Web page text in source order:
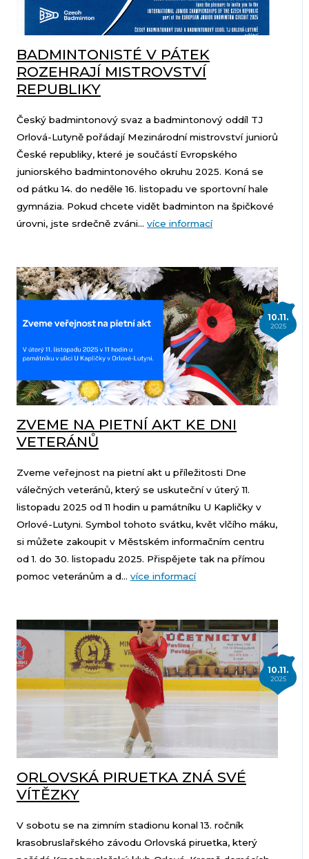
BADMINTONISTÉ V PÁTEK
ROZEHRAJÍ MISTROVSTVÍ
REPUBLIKY
Český badmintonový svaz a badmintonový oddíl TJ
Orlová-Lutyně pořádají Mezinárodní mistrovství juniorů
České republiky, které je součástí Evropského
juniorského badmintonového okruhu 2025. Koná se
od pátku 14. do neděle 16. listopadu ve sportovní hale
gymnázia. Pokud chcete vidět badminton na špičkové
úrovni, jste srdečně zváni... více informací
10.11.
2025
ZVEME NA PIETNÍ AKT KE DNI
VETERÁNŮ
Zveme veřejnost na pietní akt u příležitosti Dne
válečných veteránů, který se uskuteční v úterý 11.
listopadu 2025 od 11 hodin u památníku U Kapličky v
Orlové-Lutyni. Symbol tohoto svátku, květ vlčího máku,
si můžete zakoupit v Městském informačním centru
od 1. do 30. listopadu 2025. Přispějete tak na přímou
pomoc veteránům a d... více informací
10.11.
2025
ORLOVSKÁ PIRUETKA ZNÁ SVÉ
VÍTĚZKY
V sobotu se na zimním stadionu konal 13. ročník
krasobruslařského závodu Orlovská piruetka, který